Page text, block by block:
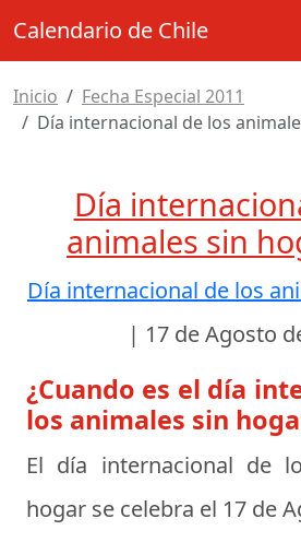
Calendario de Chile
Inicio
Fecha Especial 2011
Día internacional de los
Día
animales sin
Día internacional de los
| 17 de Agosto
¿Cuando es el día
los animales sin
El día internacional de
hogar se celebra el 17 de